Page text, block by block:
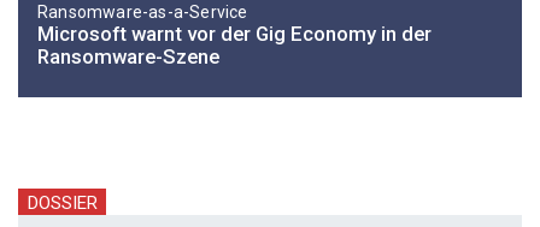
Ransomware-as-a-Service
Microsoft warnt vor der Gig Economy in der
Ransomware-Szene
DOSSIER